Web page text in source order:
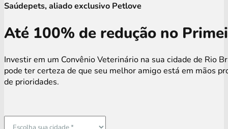
Saúdepets, aliado exclusivo Petlove
Até 100% de redução no
Investir em um Convênio Veterinário na sua cidade de Rio
pode ter certeza de que seu melhor amigo está em mãos
de prioridades.